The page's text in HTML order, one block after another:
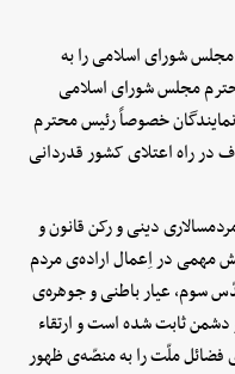
مجلس شورای اسلامی را به
مجلس شورای اسلامی
خصوصاً رئیس محترم
در راه اعتلای کشور قدردانی
دینی و رکن قانون و
مهمی در اِعمال اراده‌ی مردم
سوم، عیار باطنی و جوهره‌ی
ثابت شده است و ارتقاء
فضائل ملّت را به منصّه‌ی‌ ظهور